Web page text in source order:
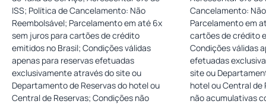
ISS; Política de Cancelamento: Não
Reembolsável; Parcelamento em até 6x
sem juros para cartões de crédito
emitidos no Brasil; Condições válidas
apenas para reservas efetuadas
exclusivamente através do site ou
Departamento de Reservas do hotel ou
Central de Reservas; Condições não
Cancelamento:
Parcelamento em
cartões de crédito
Condições válidas
efetuadas
site ou
hotel ou Central de
não acumulativas